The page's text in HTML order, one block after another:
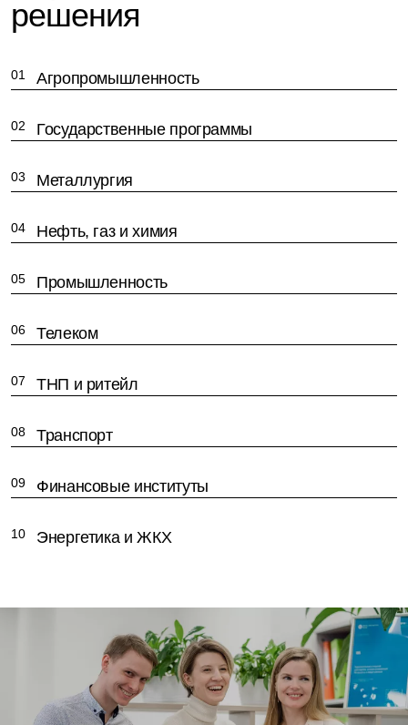
решения
Агропромышленность
Государственные программы
Металлургия
Нефть, газ и химия
Промышленность
Телеком
ТНП и ритейл
Транспорт
Финансовые институты
Энергетика и ЖКХ